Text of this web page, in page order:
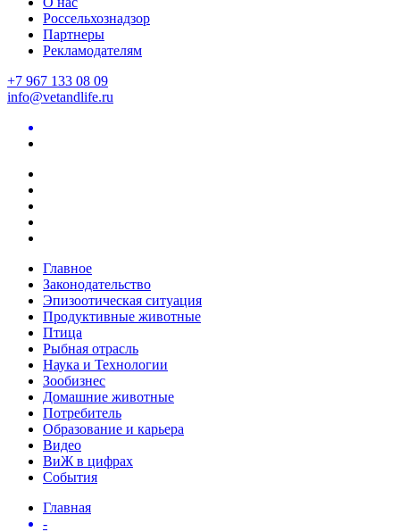
Россельхознадзор
Партнеры
Рекламодателям
+7 967 133 08 09
info@vetandlife.ru
Главное
Законодательство
Эпизоотическая ситуация
Продуктивные животные
Птица
Рыбная отрасль
Наука и Технологии
Зообизнес
Домашние животные
Потребитель
Образование и карьера
Видео
ВиЖ в цифрах
События
Главная
-